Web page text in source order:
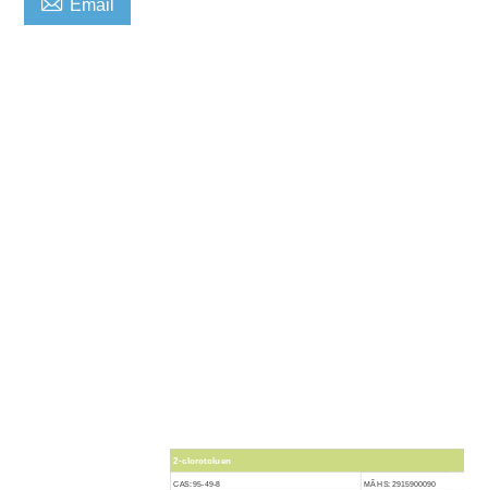
Email
2-clorotoluen
CAS: 95-49-8 MÃ HS: 2915900090